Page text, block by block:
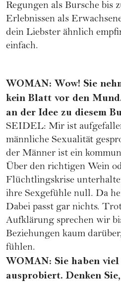
Regungen als Bursche bis
Erlebnissen als
dein Liebster ähnlich
einfach.
WOMAN: Wow! Sie
kein Blatt vor den
an der Idee zu diesem
SEIDEL: Mir ist
männliche Sexualität
der Männer ist ein
Über den richtigen Wein
Flüchtlingskrise
ihre Sexgefühle null. Da
Dabei passt gar nichts.
Aufklärung sprechen wir
Beziehungen kaum
fühlen.
WOMAN: Sie haben
ausprobiert. Denken